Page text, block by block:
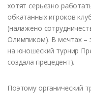
хотят серьезно
обкатанных игроков
(налажено
Олимпиком). В мечтах –
на юношеский турнир
создала прецедент).
Поэтому органический